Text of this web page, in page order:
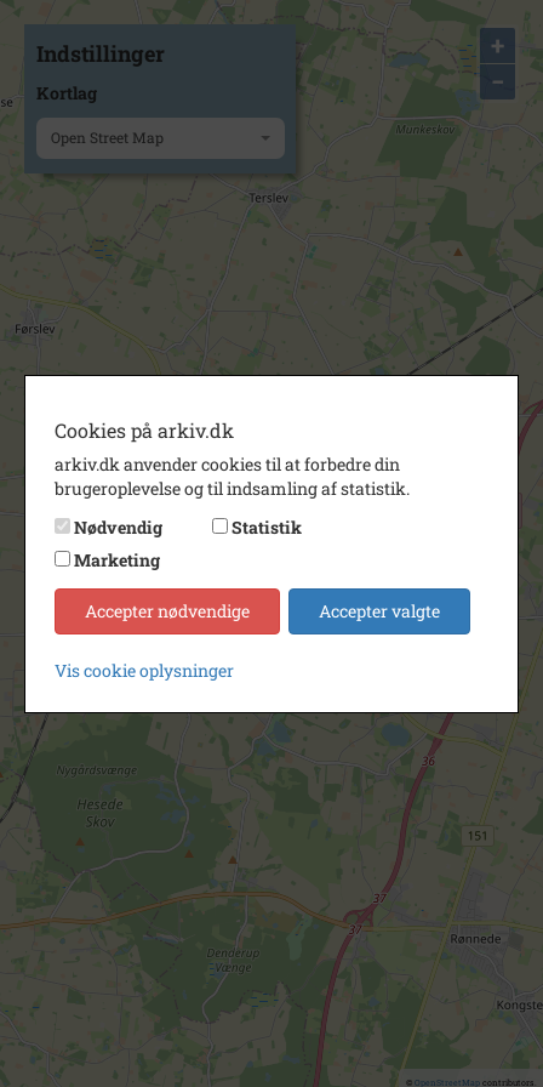
+
−
© OpenStreetMapcontributors.
Indstillinger
Kortlag
Open Street Map
Cookies på arkiv.dk
arkiv.dk anvender cookies til at forbedre din
brugeroplevelse og til indsamling af statistik.
Nødvendig
Statistik
Marketing
Accepter nødvendige Accepter valgte
Vis cookie oplysninger